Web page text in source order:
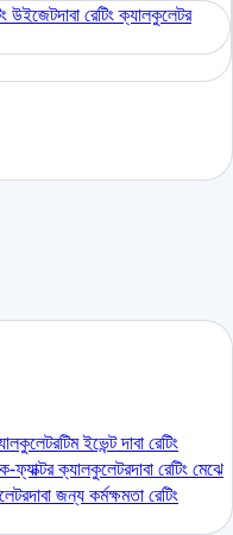
উইজেটদাবা রেটিং ক্যালকুলেটর
টিম ইভেন্ট দাবা রেটিং
ফ্যাক্টর ক্যালকুলেটরদাবা রেটিং মেঝে
দাবা জন্য কর্মক্ষমতা রেটিং